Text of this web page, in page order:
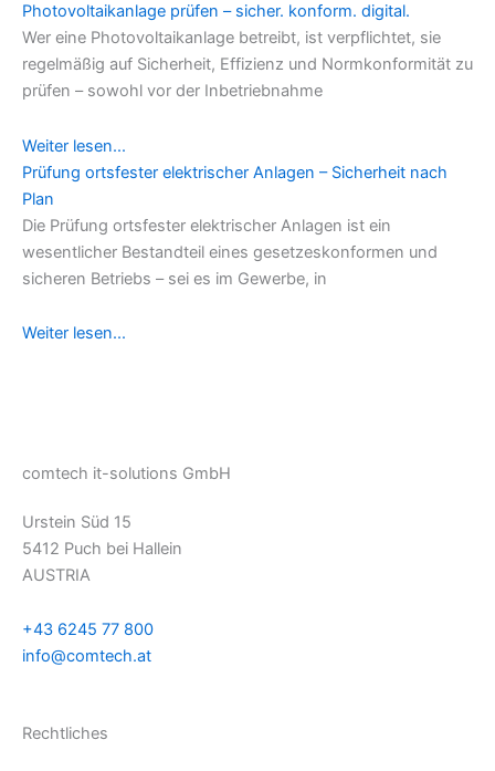
Photovoltaikanlage prüfen – sicher. konform. digital.
Wer eine Photovoltaikanlage betreibt, ist verpflichtet, sie
regelmäßig auf Sicherheit, Effizienz und Normkonformität zu
prüfen – sowohl vor der Inbetriebnahme
Weiter lesen...
Prüfung ortsfester elektrischer Anlagen – Sicherheit nach
Plan
Die Prüfung ortsfester elektrischer Anlagen ist ein
wesentlicher Bestandteil eines gesetzeskonformen und
sicheren Betriebs – sei es im Gewerbe, in
Weiter lesen...
comtech it-solutions GmbH
Urstein Süd 15
5412 Puch bei Hallein
AUSTRIA
+43 6245 77 800
info@comtech.at
Rechtliches